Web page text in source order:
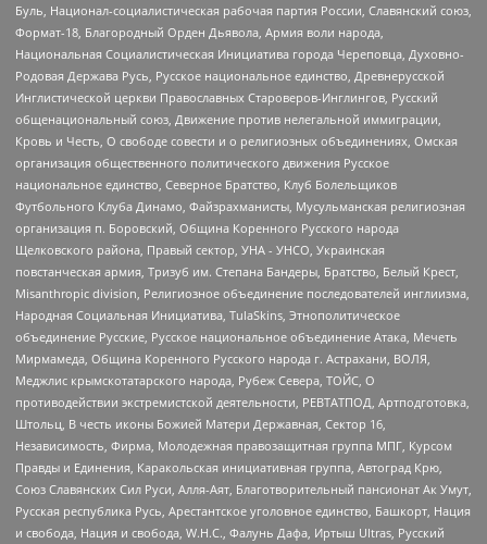
Буль, Национал-социалистическая рабочая партия России, Славянский союз,
Формат-18, Благородный Орден Дьявола, Армия воли народа,
Национальная Социалистическая Инициатива города Череповца, Духовно-
Родовая Держава Русь, Русское национальное единство, Древнерусской
Инглистической церкви Православных Староверов-Инглингов, Русский
общенациональный союз, Движение против нелегальной иммиграции,
Кровь и Честь, О свободе совести и о религиозных объединениях, Омская
организация общественного политического движения Русское
национальное единство, Северное Братство, Клуб Болельщиков
Футбольного Клуба Динамо, Файзрахманисты, Мусульманская религиозная
организация п. Боровский, Община Коренного Русского народа
Щелковского района, Правый сектор, УНА - УНСО, Украинская
повстанческая армия, Тризуб им. Степана Бандеры, Братство, Белый Крест,
Misanthropic division, Религиозное объединение последователей инглиизма,
Народная Социальная Инициатива, TulaSkins, Этнополитическое
объединение Русские, Русское национальное объединение Атака, Мечеть
Мирмамеда, Община Коренного Русского народа г. Астрахани, ВОЛЯ,
Меджлис крымскотатарского народа, Рубеж Севера, ТОЙС, О
противодействии экстремистской деятельности, РЕВТАТПОД, Артподготовка,
Штольц, В честь иконы Божией Матери Державная, Сектор 16,
Независимость, Фирма, Молодежная правозащитная группа МПГ, Курсом
Правды и Единения, Каракольская инициативная группа, Автоград Крю,
Союз Славянских Сил Руси, Алля-Аят, Благотворительный пансионат Ак Умут,
Русская республика Русь, Арестантское уголовное единство, Башкорт, Нация
и свобода, Нация и свобода, W.H.С., Фалунь Дафа, Иртыш Ultras, Русский